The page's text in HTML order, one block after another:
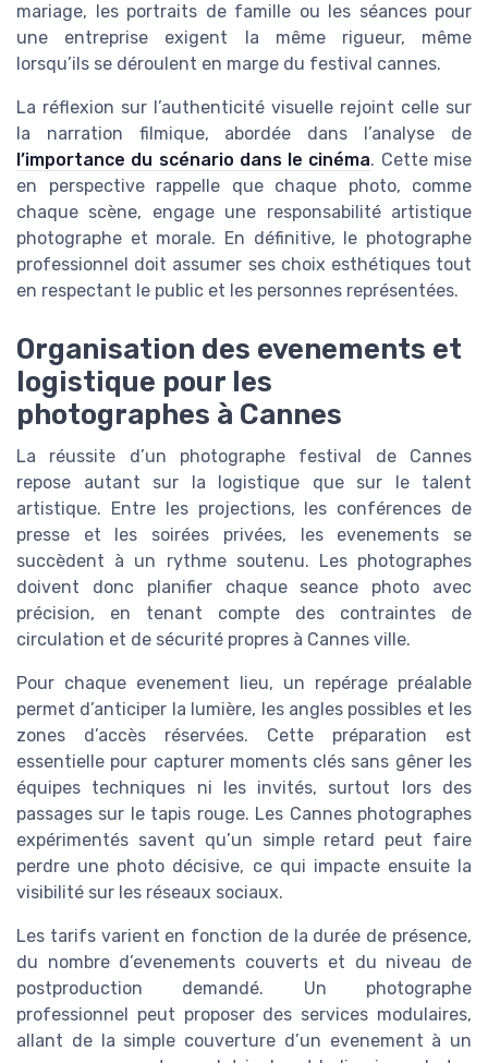
mariage, les portraits de famille ou les séances pour
une entreprise exigent la même rigueur, même
lorsqu’ils se déroulent en marge du festival cannes.
La réflexion sur l’authenticité visuelle rejoint celle sur
la narration filmique, abordée dans l’analyse de
l’importance du scénario dans le cinéma. Cette mise
en perspective rappelle que chaque photo, comme
chaque scène, engage une responsabilité artistique
photographe et morale. En définitive, le photographe
professionnel doit assumer ses choix esthétiques tout
en respectant le public et les personnes représentées.
Organisation des evenements et
logistique pour les
photographes à Cannes
La réussite d’un photographe festival de Cannes
repose autant sur la logistique que sur le talent
artistique. Entre les projections, les conférences de
presse et les soirées privées, les evenements se
succèdent à un rythme soutenu. Les photographes
doivent donc planifier chaque seance photo avec
précision, en tenant compte des contraintes de
circulation et de sécurité propres à Cannes ville.
Pour chaque evenement lieu, un repérage préalable
permet d’anticiper la lumière, les angles possibles et les
zones d’accès réservées. Cette préparation est
essentielle pour capturer moments clés sans gêner les
équipes techniques ni les invités, surtout lors des
passages sur le tapis rouge. Les Cannes photographes
expérimentés savent qu’un simple retard peut faire
perdre une photo décisive, ce qui impacte ensuite la
visibilité sur les réseaux sociaux.
Les tarifs varient en fonction de la durée de présence,
du nombre d’evenements couverts et du niveau de
postproduction demandé. Un photographe
professionnel peut proposer des services modulaires,
allant de la simple couverture d’un evenement à un